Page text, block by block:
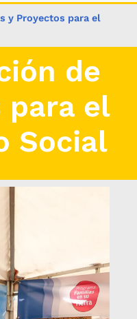
y Proyectos para el
de
para el
Social